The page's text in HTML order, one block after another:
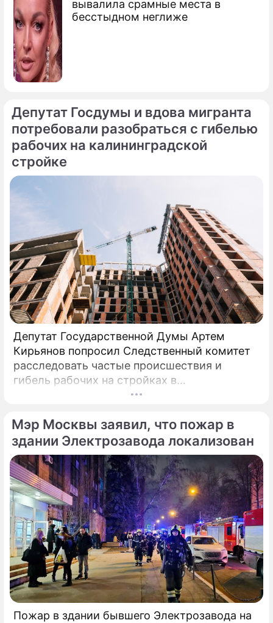
вывалила срамные места в
бесстыдном неглиже
Депутат Госдумы и вдова мигранта
потребовали разобраться с гибелью
рабочих на калининградской
стройке
Депутат Государственной Думы Артем
Кирьянов попросил Следственный комитет
расследовать частые происшествия и
гибель рабочих на стройках в
Калининградской области.
распоряжении редакции) депутат направил
6 февраля 2025 года председателю СК РФ
Александру Бастрыкину. В письме Кирьянов
отмечает, что число несчастных случаев в
регионе продолжает расти.
Мэр Москвы заявил, что пожар в
здании Электрозавода локализован
Пожар в здании бывшего Электрозавода на